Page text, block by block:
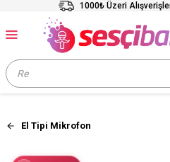
1000₺ Üzeri
El Tipi Mikrofon